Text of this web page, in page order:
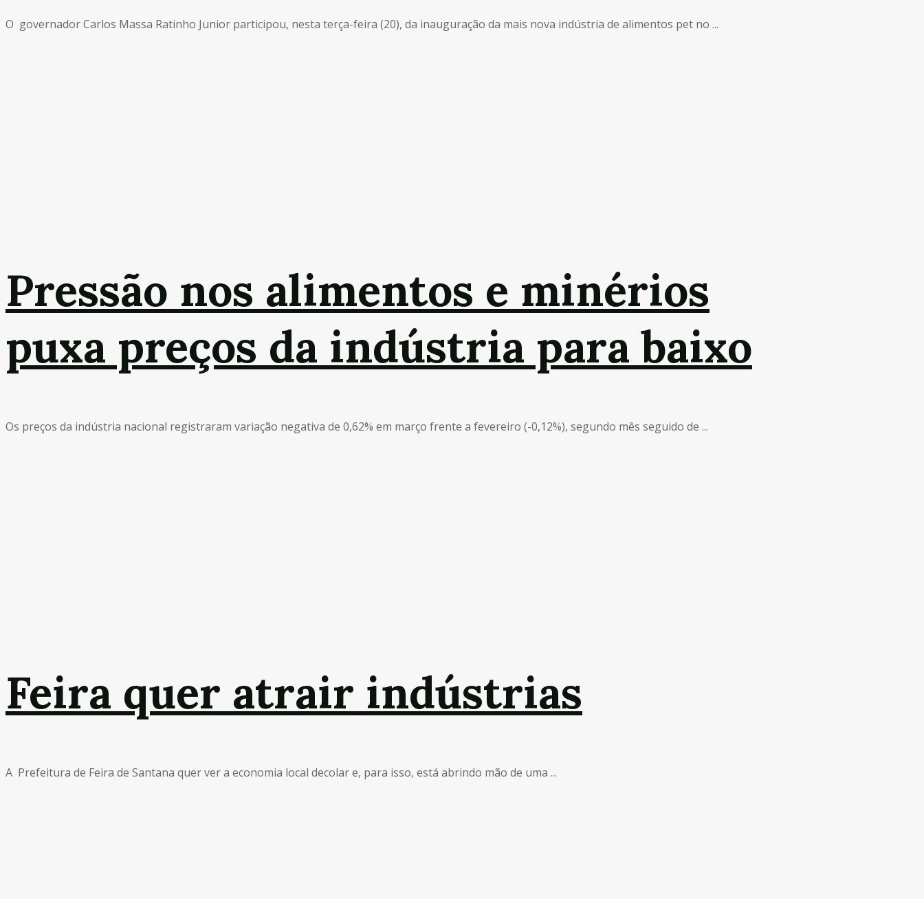
O governador Carlos Massa Ratinho Junior participou, nesta terça-feira (20), da inauguração da mais nova indústria de alimentos pet no ...
Pressão nos alimentos e minérios
puxa preços da indústria para baixo
Os preços da indústria nacional registraram variação negativa de 0,62% em março frente a fevereiro (-0,12%), segundo mês seguido de ...
Feira quer atrair indústrias
A Prefeitura de Feira de Santana quer ver a economia local decolar e, para isso, está abrindo mão de uma ...